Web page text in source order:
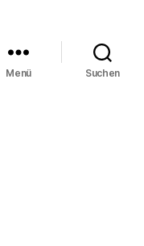
Menü Suchen